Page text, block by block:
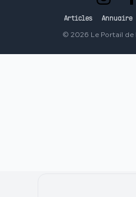
Articles Annuaire
© 2026 Le Portail